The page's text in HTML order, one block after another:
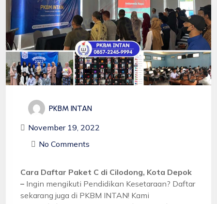
PKBM INTAN
November 19, 2022
No Comments
Cara Daftar Paket C di Cilodong, Kota Depok
– Ingin mengikuti Pendidikan Kesetaraan? Daftar
sekarang juga di PKBM INTAN! Kami